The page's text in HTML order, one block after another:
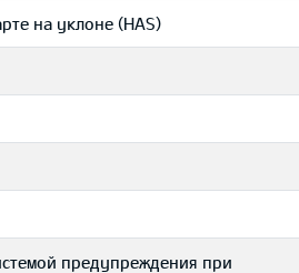
на уклоне (HAS)
предупреждения при